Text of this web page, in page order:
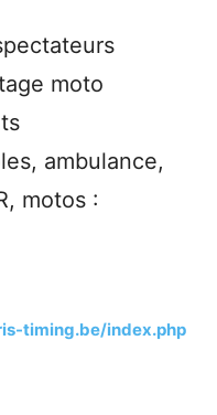
moto
ambulance,
motos :
timing.be/index.php